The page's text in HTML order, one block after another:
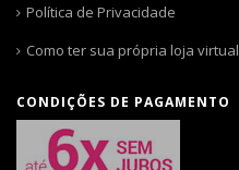
Política de Privacidade
Como ter sua própria loja virtual
CONDIÇÕES DE PAGAMENTO